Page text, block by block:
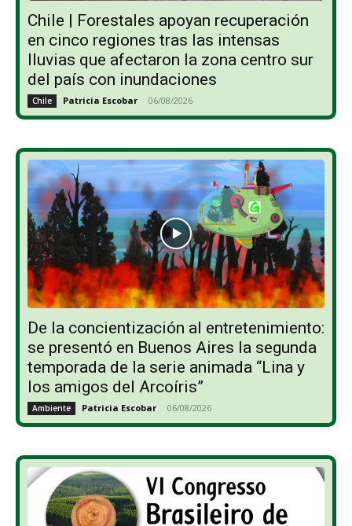
Chile | Forestales apoyan recuperación
en cinco regiones tras las intensas
lluvias que afectaron la zona centro sur
del país con inundaciones
Chile Patricia Escobar - 06/08/2026
De la concientización al entretenimiento:
se presentó en Buenos Aires la segunda
temporada de la serie animada “Lina y
los amigos del Arcoíris”
Ambiente Patricia Escobar - 06/08/2026